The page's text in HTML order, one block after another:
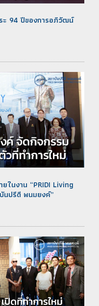
ะ 94 ปีของการอภิวัฒน์
ในงาน “PRIDI Living
นปรีดี พนมยงค์”